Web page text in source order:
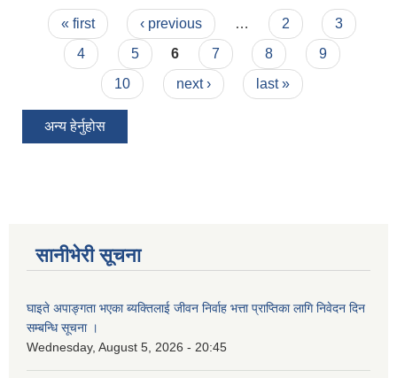
Pages
« first ‹ previous … 2
3
4
5 6 7 8
9
10
next › last »
अन्य हेर्नुहोस
सानीभेरी सूचना
घाइते अपाङ्गता भएका ब्यक्तिलाई जीवन निर्वाह भत्ता प्राप्तिका लागि निवेदन दिन
सम्बन्धि सूचना ।
Wednesday, August 5, 2026 - 20:45